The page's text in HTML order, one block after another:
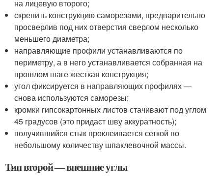
на лицевую второго;
скрепить конструкцию саморезами, предварительно
просверлив под них отверстия сверлом несколько
меньшего диаметра;
направляющие профили устанавливаются по
периметру, а в него устанавливается собранная на
прошлом шаге жесткая конструкция;
угол фиксируется в направляющих профилях —
снова используются саморезы;
кромки гипсокартонных листов стачивают под углом
45 градусов (это придаст шву аккуратность);
получившийся стык проклеивается сеткой по
небольшому количеству шпаклевочной массы.
Тип второй — внешние углы